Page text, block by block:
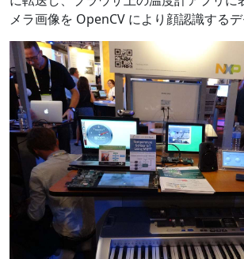
メラ画像を OpenCV により顔認識するデ